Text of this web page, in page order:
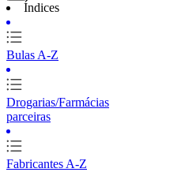
Índices
Bulas A-Z
Drogarias/Farmácias
parceiras
Fabricantes A-Z